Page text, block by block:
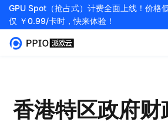
GPU Spot（抢占式）计费全面上线！价格
仅 ￥0.99/卡时，快来体验！
香港特区政府财